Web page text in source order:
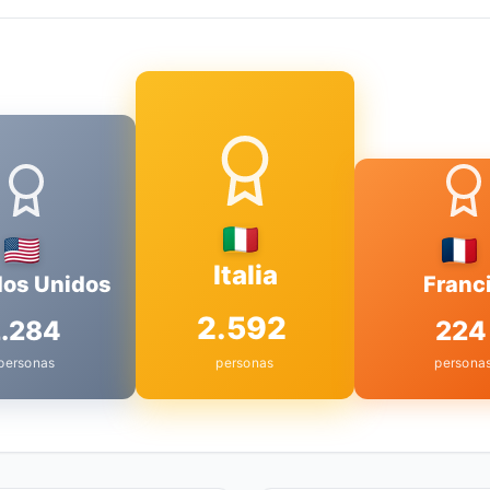
Unidos Italia
2.592
personas
224